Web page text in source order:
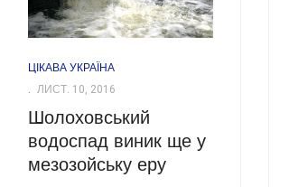
ЦІКАВА УКРАЇНА
ЛИСТ. 10, 2016
Шолоховський
водоспад виник ще у
мезозойську еру